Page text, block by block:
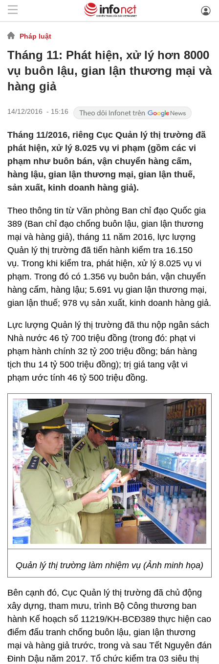
Pháp luật
Tháng 11: Phát hiện, xử lý hơn 8000
vụ buôn lậu, gian lận thương mại và
hàng giả
14/12/2016 - 15:16
Tháng 11/2016, riêng Cục Quản lý thị trường đã
phát hiện, xử lý 8.025 vụ vi phạm (gồm các vi
phạm như buôn bán, vận chuyển hàng cấm,
hàng lậu, gian lận thương mại, gian lận thuế,
sản xuất, kinh doanh hàng giả).
Theo thông tin từ Văn phòng Ban chỉ đạo Quốc gia
389 (Ban chỉ đạo chống buôn lậu, gian lận thương
mại và hàng giả), tháng 11 năm 2016, lực lượng
Quản lý thị trường đã tiến hành kiểm tra 16.150
vụ. Trong khi kiểm tra, phát hiện, xử lý 8.025 vụ vi
phạm. Trong đó có 1.356 vụ buôn bán, vận chuyển
hàng cấm, hàng lậu; 5.691 vụ gian lận thương mại,
gian lận thuế; 978 vụ sản xuất, kinh doanh hàng giả.
Lực lượng Quản lý thị trường đã thu nộp ngân sách
Nhà nước 46 tỷ 700 triệu đồng (trong đó: phạt vi
phạm hành chính 32 tỷ 200 triệu đồng; bán hàng
tịch thu 14 tỷ 500 triệu đồng); trị giá tang vật vi
phạm ước tính 46 tỷ 500 triệu đồng.
Quản lý thị trường làm nhiệm vụ (Ảnh minh họa)
Bên cạnh đó, Cục Quản lý thị trường đã chủ động
xây dựng, tham mưu, trình Bộ Công thương ban
hành Kế hoạch số 11219/KH-BCĐ389 thực hiện cao
điểm đấu tranh chống buôn lậu, gian lận thương
mại và hàng giả trước, trong và sau Tết Nguyên đán
Đinh Dậu năm 2017. Tổ chức kiểm tra 03 siêu thị